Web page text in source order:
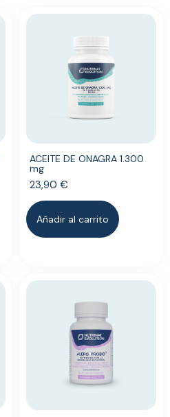
ACEITE DE ONAGRA 1.300
mg
23,90 €
Añadir al carrito